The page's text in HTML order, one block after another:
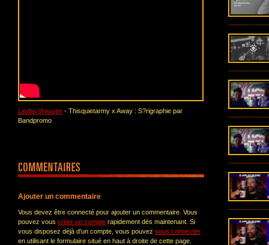
Lesbo Vrouven - Thisquietarmy x Away : S?rigraphie par
Bandpromo
Ajouter un commentaire
Vous devez être connecté pour ajouter un commentaire. Vous
pouvez vous créer un compte rapidement dès maintenant. Si
vous disposez déjà d'un compte, vous pouvez vous connecter
en utilisant le formulaire situé en haut à droite de cette page.